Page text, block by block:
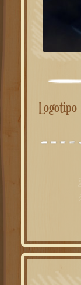
Logotipo Ducati Corse personalizado em